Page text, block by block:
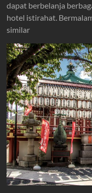
dapat berbelanja
hotel istirahat.
similar